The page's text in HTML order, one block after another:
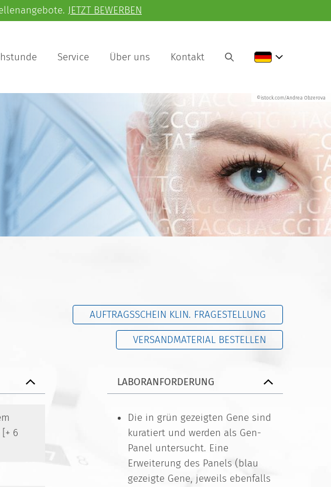
JETZT BEWERBEN
Service Über uns Kontakt
©istock.com/Andrea Obzerova
AUFTRAGSSCHEIN KLIN. FRAGESTELLUNG
VERSANDMATERIAL BESTELLEN
6
LABORANFORDERUNG
Die in grün gezeigten Gene sind
kuratiert und werden als Gen-
Panel untersucht. Eine
Erweiterung des Panels (blau
gezeigte Gene, jeweils ebenfalls